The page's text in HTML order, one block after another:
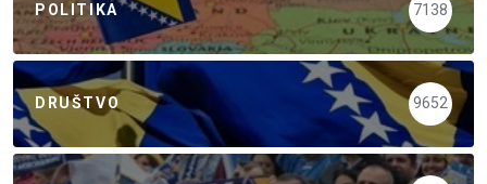
POLITIKA 7138
DRUŠTVO 9652